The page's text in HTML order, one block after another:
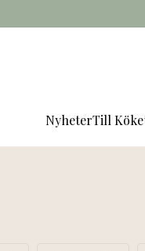
NyheterTill